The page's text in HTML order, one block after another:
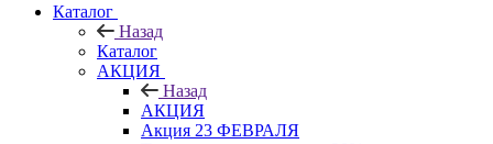
Каталог
Назад
Каталог
АКЦИЯ
Назад
АКЦИЯ
Акция 23 ФЕВРАЛЯ